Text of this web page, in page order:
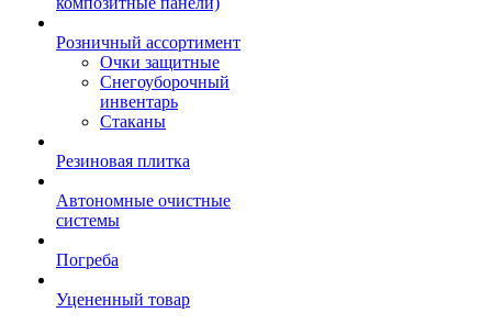
Розничный ассортимент
Очки защитные
Снегоуборочный
инвентарь
Стаканы
Резиновая плитка
Автономные очистные
системы
Погреба
Уцененный товар